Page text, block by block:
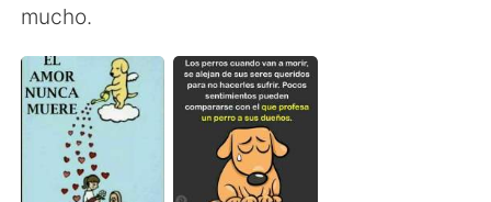
繁體中文
العربية Français
Deutsch 日本語
한국어 Русский
mucho.